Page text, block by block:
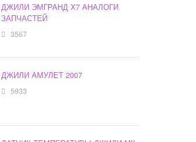
ДЖИЛИ ЭМГРАНД Х7 АНАЛОГИ
ЗАПЧАСТЕЙ
3567
ДЖИЛИ АМУЛЕТ 2007
5933